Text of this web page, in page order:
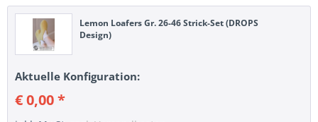
Lemon Loafers Gr. 26-46 Strick-Set (DROPS
Design)
Aktuelle Konfiguration:
€ 0,00 *